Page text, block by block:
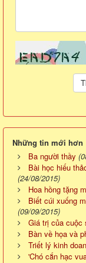
Những tin mới hơn
Ba người thầy
Bài học hiếu
(24/08/2015)
Hoa hồng tặng
Biết cúi xuống
(09/09/2015)
Giá trị của cuộc
Bàn về họa và
Triết lý kinh
'Chó cắn hạc